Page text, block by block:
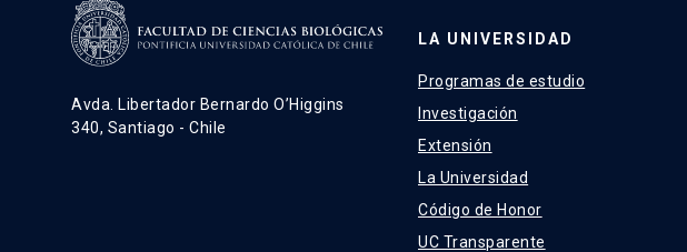
Avda. Libertador Bernardo O’Higgins
340, Santiago - Chile
LA UNIVERSIDAD
Programas de estudio
Investigación
Extensión
La Universidad
Código de Honor
UC Transparente